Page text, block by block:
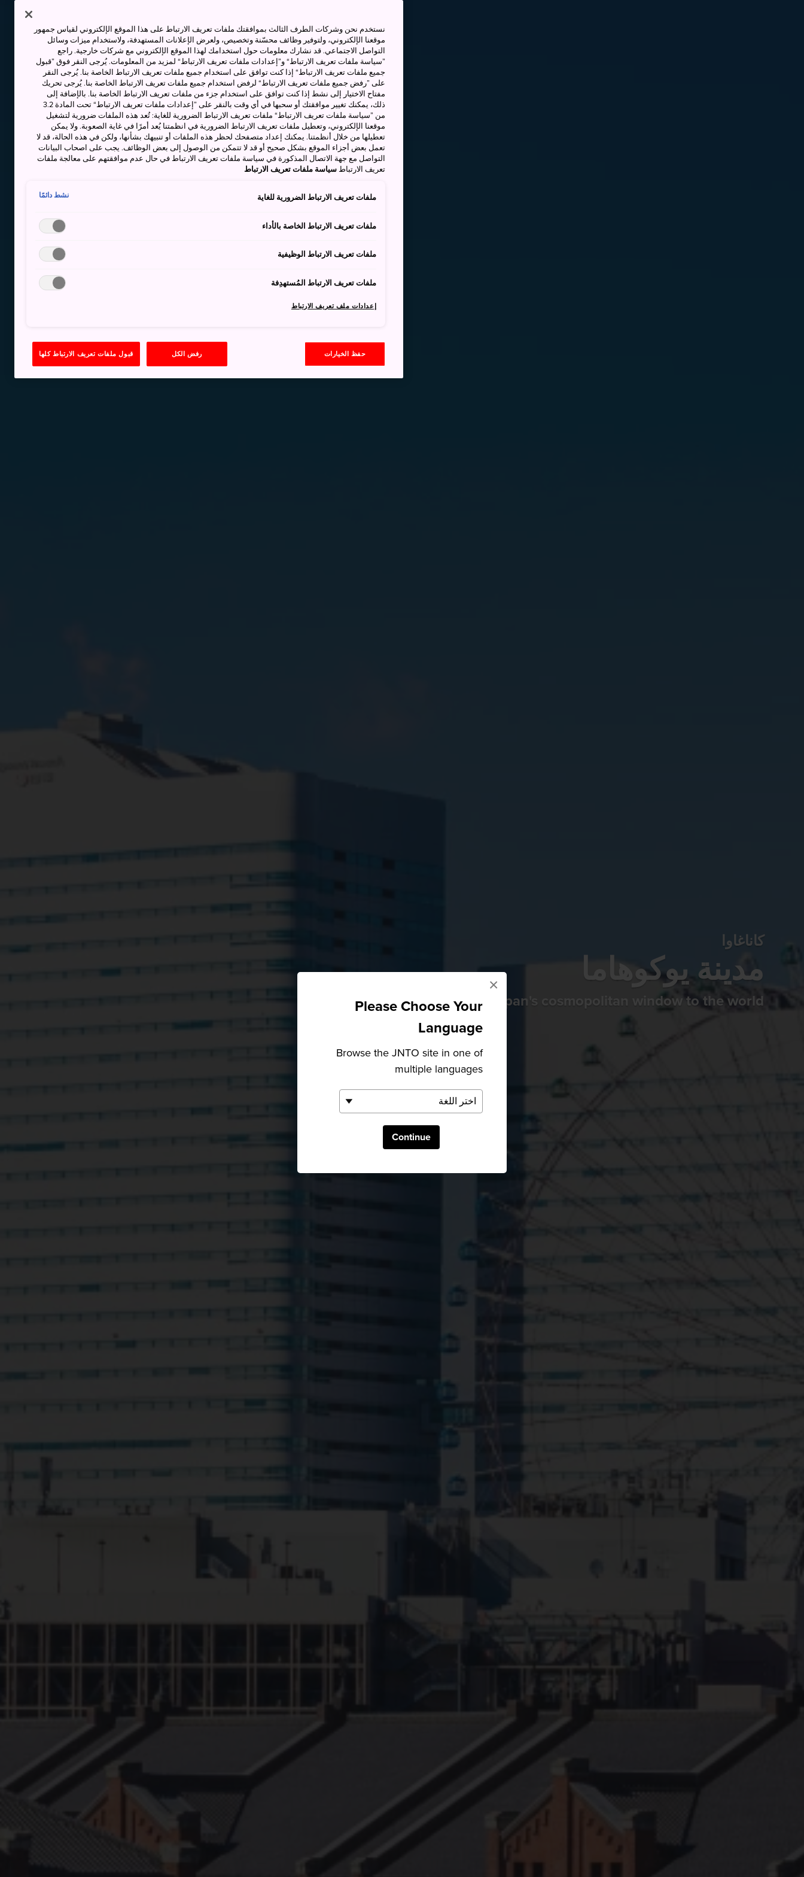
Please Choose Your
Language
Browse the JNTO site in one of
multiple languages
Continue
×
كاناغاوا
مدينة يوكوهاما
Japan's cosmopolitan window to the world
نستخدم نحن وشركات الطرف الثالث بموافقتك ملفات تعريف الارتباط على هذا الموقع الإلكتروني لقياس جمهور
موقعنا الإلكتروني، ولتوفير وظائف محسّنة وتخصيص، ولعرض الإعلانات المستهدفة، ولاستخدام ميزات وسائل
التواصل الاجتماعي. قد نشارك معلومات حول استخدامك لهذا الموقع الإلكتروني مع شركات خارجية. راجع
”سياسة ملفات تعريف الارتباط“ و”إعدادات ملفات تعريف الارتباط“ لمزيد من المعلومات. يُرجى النقر فوق ”قبول
جميع ملفات تعريف الارتباط“ إذا كنت توافق على استخدام جميع ملفات تعريف الارتباط الخاصة بنا. يُرجى النقر
على ”رفض جميع ملفات تعريف الارتباط“ لرفض استخدام جميع ملفات تعريف الارتباط الخاصة بنا. يُرجى تحريك
مفتاح الاختيار إلى نشط إذا كنت توافق على استخدام جزء من ملفات تعريف الارتباط الخاصة بنا. بالإضافة إلى
ذلك، يمكنك تغيير موافقتك أو سحبها في أي وقت بالنقر على ”إعدادات ملفات تعريف الارتباط“ تحت المادة 3.2
من ”سياسة ملفات تعريف الارتباط“ ملفات تعريف الارتباط الضرورية للغاية: تُعد هذه الملفات ضرورية لتشغيل
موقعنا الإلكتروني، وتعطيل ملفات تعريف الارتباط الضرورية في انظمتنا يُعد أمرًا في غاية الصعوبة. ولا يمكن
تعطيلها من خلال أنظمتنا. يمكنك إعداد متصفحك لحظر هذه الملفات أو تنبيهك بشأنها، ولكن في هذه الحالة، قد لا
تعمل بعض أجزاء الموقع بشكل صحيح أو قد لا تتمكن من الوصول إلى بعض الوظائف. يجب على اصحاب البيانات
التواصل مع جهة الاتصال المذكورة في سياسة ملفات تعريف الارتباط في حال عدم موافقتهم على معالجة ملفات
تعريف الارتباط سياسة ملفات تعريف الارتباط
ملفات تعريف الارتباط الضرورية للغاية نشط دائمًا
ملفات تعريف الارتباط الخاصة بالأداء
ملفات تعريف الارتباط الوظيفية
ملفات تعريف الارتباط المُستهدِفة
إعدادات ملف تعريف الارتباط
حفظ الخيارات رفض الكل قبول ملفات تعريف الارتباط كلها